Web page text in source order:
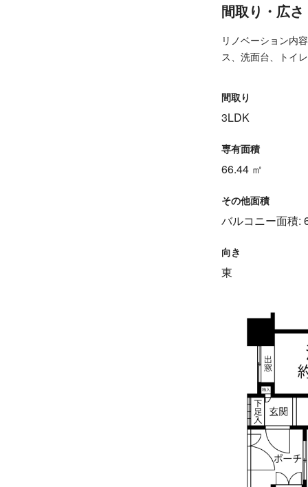
間取り・広さ
リノベーション内
ス、洗面台、トイ
間取り
3LDK
専有面積
66.44 ㎡
その他面積
バルコニー面積:
向き
東